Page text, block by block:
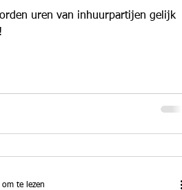
uren van inhuurpartijen gelijk
te lezen